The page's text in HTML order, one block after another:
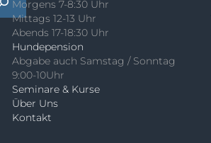
Morgens 7-8:30 Uhr
Mittags 12-13 Uhr
Abends 17-18:30 Uhr
Hundepension
Abgabe auch Samstag / Sonntag
9:00-10Uhr
Seminare & Kurse
Über Uns
Kontakt